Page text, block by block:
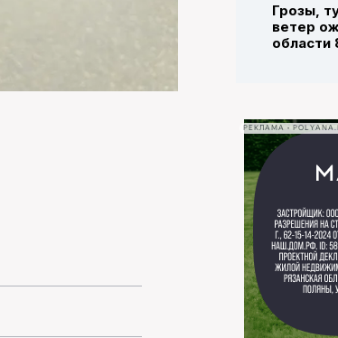
Грозы,
ветер
области
РЕКЛАМА •